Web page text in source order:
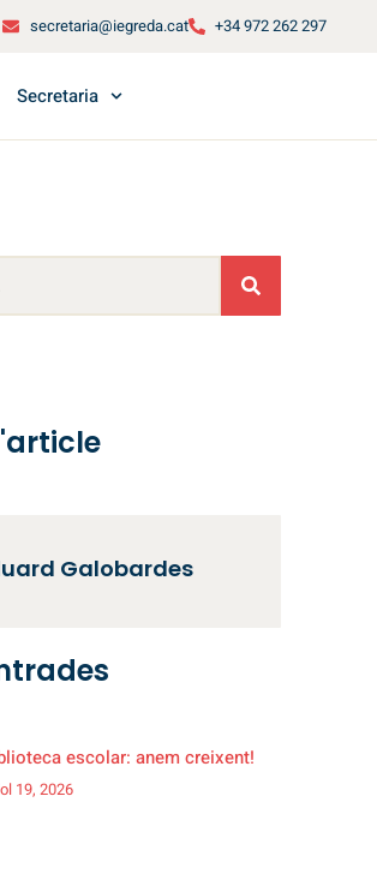
secretaria@iegreda.cat +34 972 262 297
Secretaria
Galobardes
escolar: anem creixent!
19, 2026